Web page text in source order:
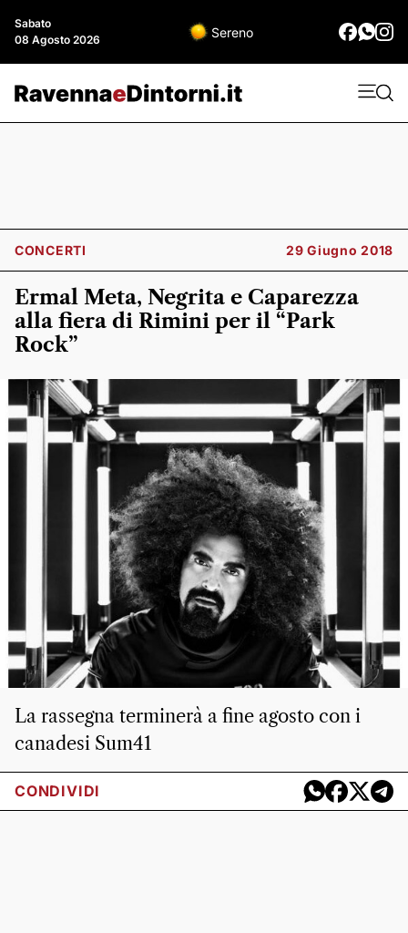
Sabato
08 Agosto 2026
Sereno
CONCERTI 29 Giugno 2018
Ermal Meta, Negrita e Caparezza
alla fiera di Rimini per il “Park
Rock”
La rassegna terminerà a fine agosto con i
canadesi Sum41
CONDIVIDI